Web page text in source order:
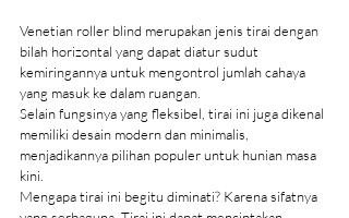
Venetian roller blind merupakan jenis tirai dengan
bilah horizontal yang dapat diatur sudut
kemiringannya untuk mengontrol jumlah cahaya
yang masuk ke dalam ruangan.
Selain fungsinya yang fleksibel, tirai ini juga dikenal
memiliki desain modern dan minimalis,
menjadikannya pilihan populer untuk hunian masa
kini.
Mengapa tirai ini begitu diminati? Karena sifatnya